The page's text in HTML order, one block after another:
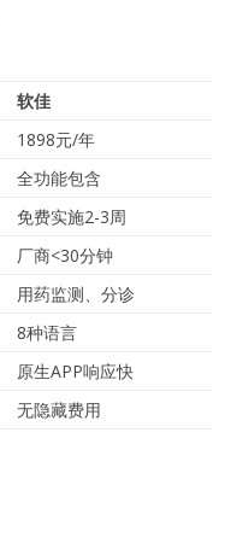
软佳
1898元/年
全功能包含
免费实施2-3周
厂商<30分钟
用药监测、分诊
8种语言
原生APP响应快
无隐藏费用